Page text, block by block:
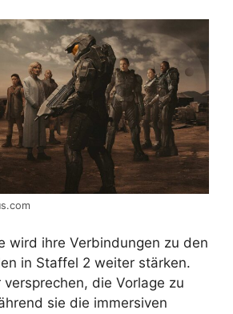
wird ihre Verbindungen zu den
in Staffel 2 weiter stärken.
versprechen, die Vorlage zu
sie die immersiven